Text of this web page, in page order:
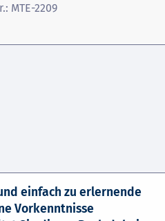
MTE-2209
einfach zu erlernende
Vorkenntnisse